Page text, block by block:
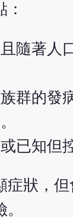
隨著人
群的發
已知但
狀，